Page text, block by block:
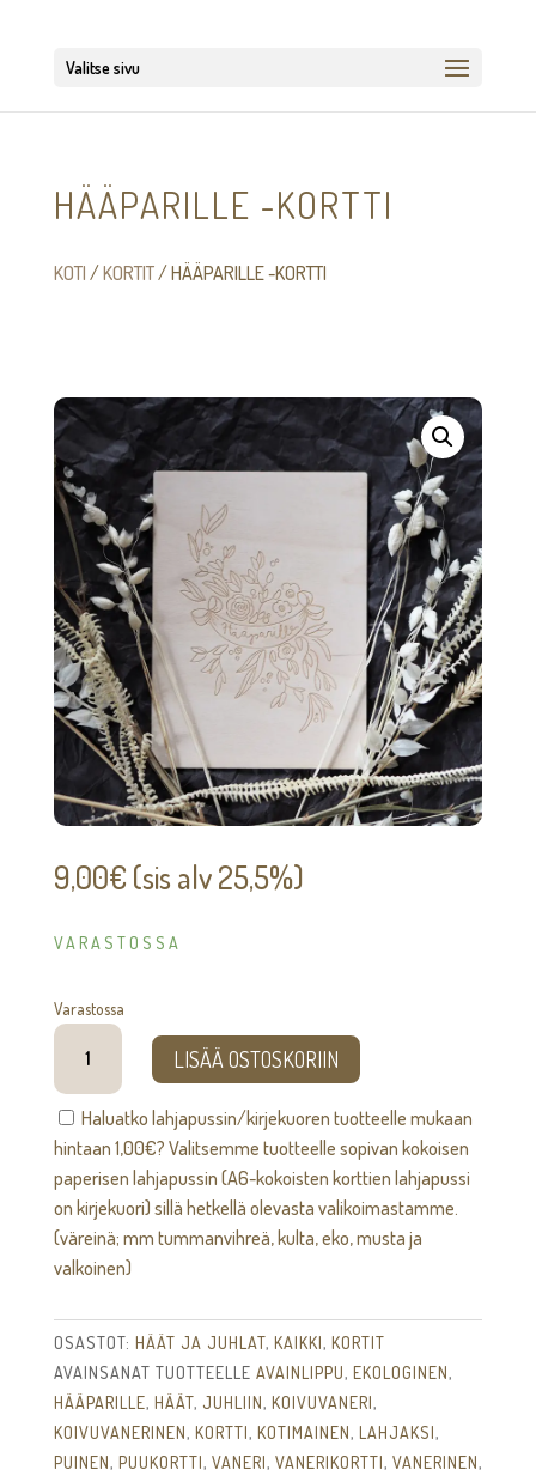
Valitse sivu
HÄÄPARILLE -KORTTI
KOTI /KORTIT/ HÄÄPARILLE -KORTTI
9,00€ (sis alv 25,5%)
VARASTOSSA
Varastossa
Hääparille
kortti
määrä
LISÄÄ OSTOSKORIIN
Haluatko lahjapussin/kirjekuoren tuotteelle mukaan
hintaan 1,00€? Valitsemme tuotteelle sopivan kokoisen
paperisen lahjapussin (A6-kokoisten korttien lahjapussi
on kirjekuori) sillä hetkellä olevasta valikoimastamme.
(väreinä; mm tummanvihreä, kulta, eko, musta ja
valkoinen)
OSASTOT: HÄÄT JA JUHLAT, KAIKKI, KORTIT
AVAINSANAT TUOTTEELLE AVAINLIPPU, EKOLOGINEN,
HÄÄPARILLE, HÄÄT, JUHLIIN, KOIVUVANERI,
KOIVUVANERINEN, KORTTI, KOTIMAINEN, LAHJAKSI,
PUINEN, PUUKORTTI, VANERI, VANERIKORTTI, VANERINEN,